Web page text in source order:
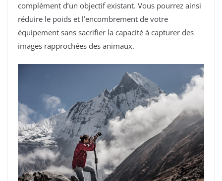
complément d’un objectif existant. Vous pourrez ainsi
réduire le poids et l’encombrement de votre
équipement sans sacrifier la capacité à capturer des
images rapprochées des animaux.